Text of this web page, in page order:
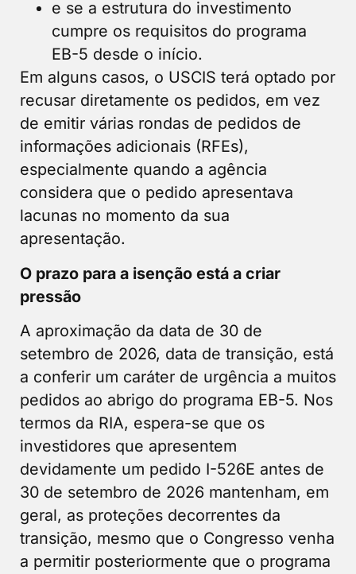
e se a estrutura do investimento
cumpre os requisitos do programa
EB-5 desde o início.
Em alguns casos, o USCIS terá optado por
recusar diretamente os pedidos, em vez
de emitir várias rondas de pedidos de
informações adicionais (RFEs),
especialmente quando a agência
considera que o pedido apresentava
lacunas no momento da sua
apresentação.
O prazo para a isenção está a criar
pressão
A aproximação da data de 30 de
setembro de 2026, data de transição, está
a conferir um caráter de urgência a muitos
pedidos ao abrigo do programa EB-5. Nos
termos da RIA, espera-se que os
investidores que apresentem
devidamente um pedido I-526E antes de
30 de setembro de 2026 mantenham, em
geral, as proteções decorrentes da
transição, mesmo que o Congresso venha
a permitir posteriormente que o programa